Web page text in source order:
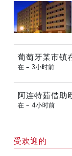
葡萄牙某市镇
在 - 3小时前
阿连特茹借助
在 - 4小时前
受欢迎的